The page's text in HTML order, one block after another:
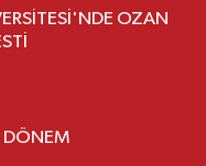
OZAN
DÖNEM